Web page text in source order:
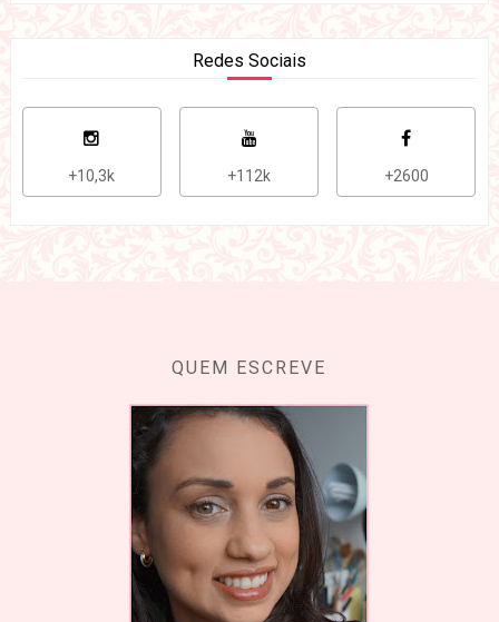
Redes Sociais
+10,3k +112k +2600
QUEM ESCREVE